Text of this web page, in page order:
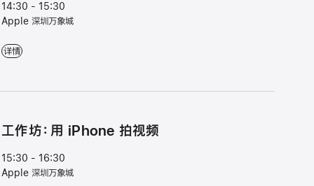
14:30 - 15:30
Apple 深圳万象城
工作坊：用 iPhone 拍出更精彩的照片 - 14:30 - 15:30 - Apple 深圳万象城
详情
工⁠作⁠坊⁠：用 iPhone 拍视⁠频
15:30 - 16:30
Apple 深圳万象城